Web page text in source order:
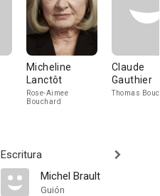
Micheline
Lanctôt
Rose-Aimee
Bouchard
Claude
Gauthier
Thomas
Escritura
Michel Brault
Guión